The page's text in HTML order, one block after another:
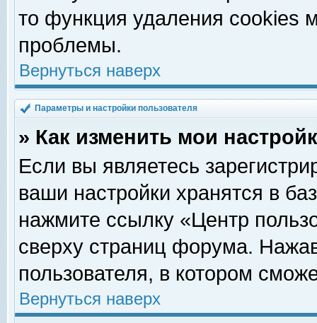
то функция удаления cookies
проблемы.
Вернуться наверх
Параметры и настройки пользователя
» Как изменить мои
Если вы являетесь
ваши настройки хранятся в
нажмите ссылку «Центр
сверху страниц форума.
пользователя, в котором
Вернуться наверх